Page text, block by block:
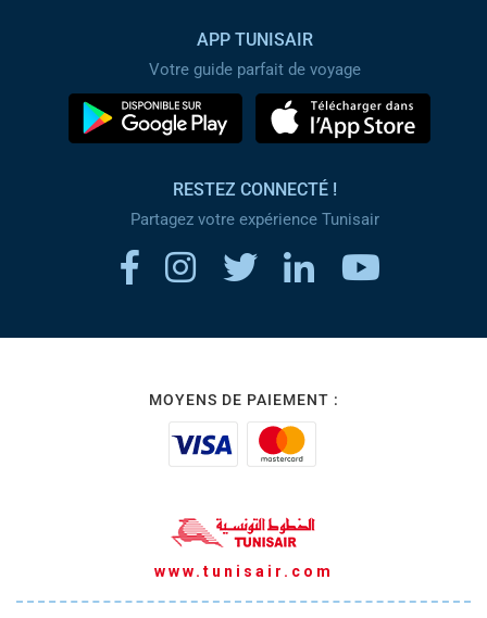
APP TUNISAIR
Votre guide parfait de voyage
RESTEZ CONNECTÉ !
Partagez votre expérience Tunisair
MOYENS DE PAIEMENT :
www.tunisair.com